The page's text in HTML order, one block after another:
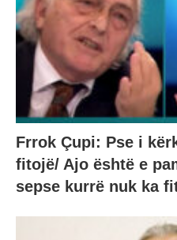
Frrok Çupi: Pse i
fitojë/ Ajo është e
sepse kurrë nuk ka